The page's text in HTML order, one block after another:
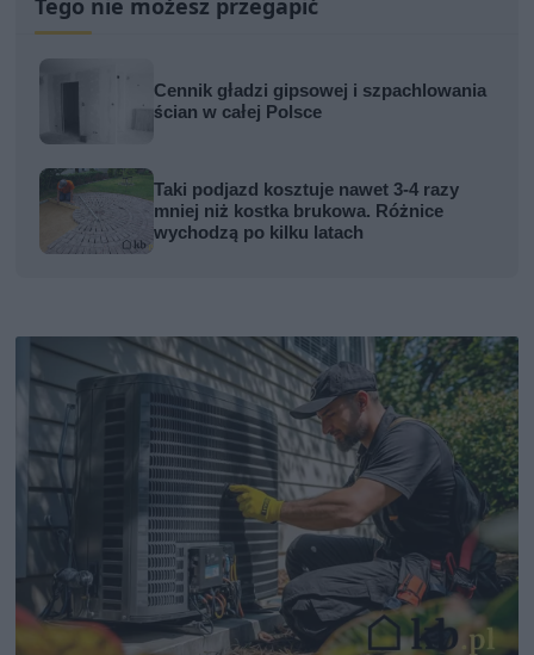
Tego nie możesz przegapić
Cennik gładzi gipsowej i szpachlowania
ścian w całej Polsce
Taki podjazd kosztuje nawet 3-4 razy
mniej niż kostka brukowa. Różnice
wychodzą po kilku latach